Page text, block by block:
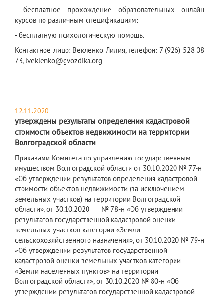
- бесплатное прохождение образовательных онлайн
курсов по различным спецификациям;
- бесплатную психологическую помощь.
Контактное лицо: Векленко Лилия, телефон: 7 (926) 528 08
73, lveklenko@gvozdika.org
12.11.2020
утверждены результаты определения кадастровой
стоимости объектов недвижимости на территории
Волгоградской области
Приказами Комитета по управлению государственным
имуществом Волгоградской области от 30.10.2020 № 77-н
«Об утверждении результатов определения кадастровой
стоимости объектов недвижимости (за исключением
земельных участков) на территории Волгоградской
области», от 30.10.2020 № 78-н «Об утверждении
результатов государственной кадастровой оценки
земельных участков категории «Земли
сельскохозяйственного назначения», от 30.10.2020 № 79-н
«Об утверждении результатов государственной
кадастровой оценки земельных участков категории
«Земли населенных пунктов» на территории
Волгоградской области», от 30.10.2020 № 80-н «Об
утверждении результатов государственной кадастровой